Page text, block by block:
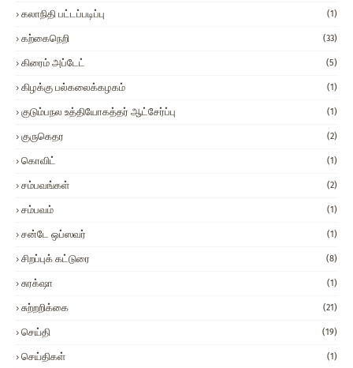
கலாநிதி பட்டப்படிப்பு (1)
கற்கைநெறி (33)
கிரைம் அப்டேட் (5)
கிழக்கு பல்கலைக்கழகம் (1)
குடும்பநல உத்தியோகத்தர் ஆட்சேர்ப்பு (1)
குருகெதர (2)
கொவிட் (1)
சம்பவங்கள் (2)
சம்பவம் (1)
சன்டே ஒப்ஸவர் (1)
சிறப்புக் கட்டுரை (8)
சுரக்‌ஷா (1)
சுற்றறிக்கை (21)
செய்தி (19)
செய்திகள் (1)